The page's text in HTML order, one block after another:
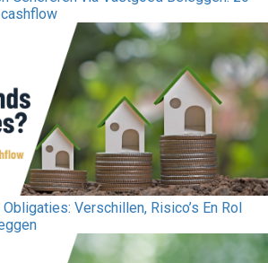
Verschillen, Risico’s En Rol